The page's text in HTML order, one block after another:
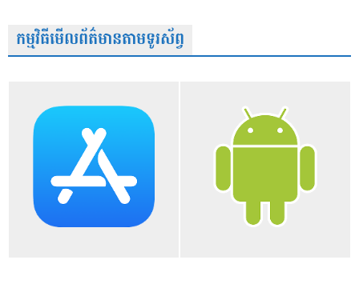
កម្មវិធីមើលព័ត៌មានតាមទូរស័ព្វ